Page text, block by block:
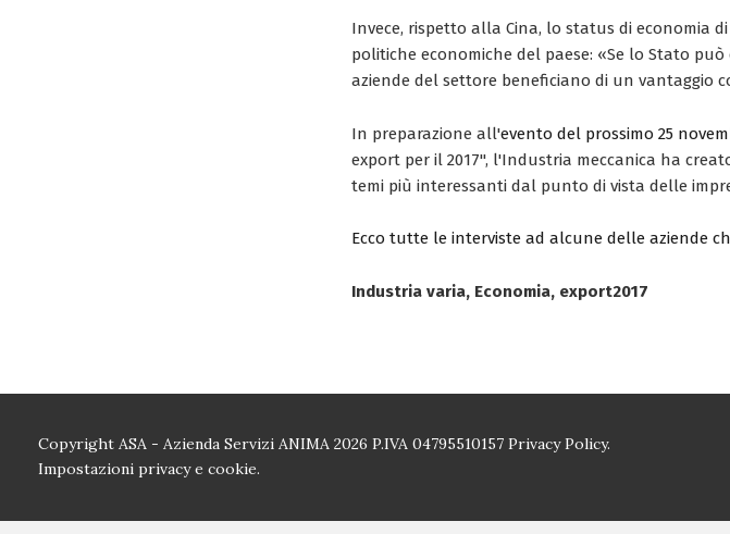
Invece, rispetto alla Cina, lo status di economia
politiche economiche del paese: «Se lo Stato
aziende del settore beneficiano di un vantaggio
In preparazione all'evento del prossimo 25
export per il 2017", l'Industria meccanica ha
temi più interessanti dal punto di vista delle
Ecco tutte le interviste ad alcune delle aziende
Industria varia, Economia, export2017
Copyright ASA - Azienda Servizi ANIMA 2026 P.IVA 04795510157 Privacy Policy.
Impostazioni privacy e cookie.